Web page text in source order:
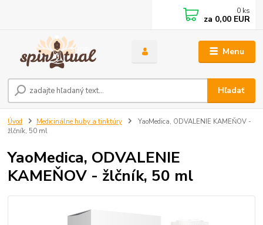
Menu
Hľadať
0 ks
za 0,00 EUR
Úvod Medicinálne huby a tinktúry
YaoMedica, ODVALENIE KAMEŇOV -
žlčník, 50 ml
YaoMedica, ODVALENIE
KAMEŇOV - žlčník, 50 ml